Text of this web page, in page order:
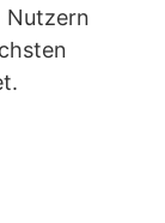
Nutzern